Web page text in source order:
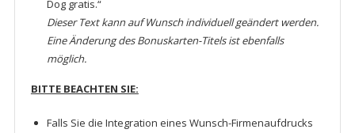
Dog gratis.“
Dieser Text kann auf Wunsch individuell geändert werden.
Eine Änderung des Bonuskarten-Titels ist ebenfalls
möglich.
BITTE BEACHTEN SIE:
Falls Sie die Integration eines Wunsch-Firmenaufdrucks